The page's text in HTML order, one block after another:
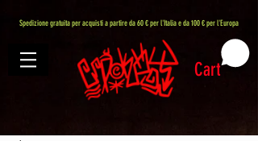
Spedizione gratuita per acquisti a partire da 60 € per l'Italia e da 100 € per l'Europa
Cart